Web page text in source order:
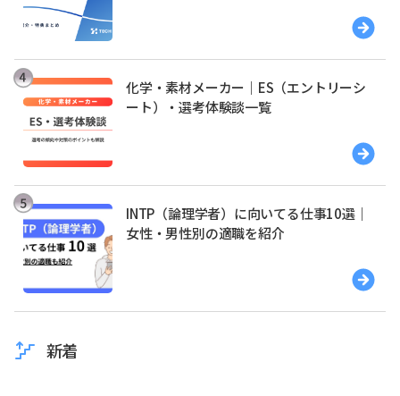
化学・素材メーカー｜ES（エントリーシ
ート）・選考体験談一覧
INTP（論理学者）に向いてる仕事10選｜
女性・男性別の適職を紹介
新着